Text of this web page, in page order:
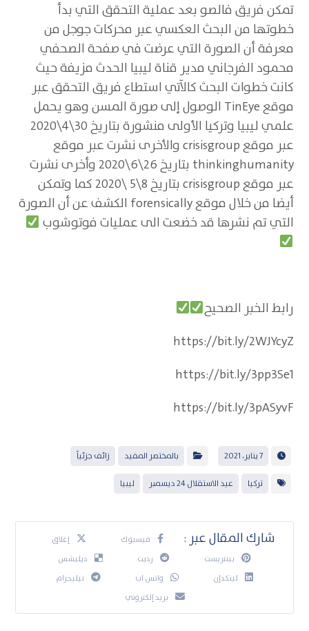
تمكن فريق فالصو بعد عملية التحقق التي بدأ
خطوتها من البحث العكسي عبر محركات جوجل من
معرفة أن الصورة التي عرضت في صفحة الصحفي
محمود الفرجاني مدير قناة ليبيا الحدث مزيفة حيث
كانت خطوات البحث كالآتي استطاع فريق التحقق عبر
موقع TinEye الوصول إلى صورة المسن وهو يحمل
علمي ليبيا وتركيا الأولى منشورة بتاريخ 30\4\2020
عبر موقع crisisgroup والأخرى نشرت عبر موقع
thinkinghumanity بتاريخ 26\6\2020 وأخرى نشرت
عبر موقع crisisgroup بتاريخ 8\5 \2020 كما وتمكن
أيضا من خلال موقع forensically الكشف عن أن الصورة
التي تم نشرها قد خضعت الى عمليات فوتوشوب
رابط الخبر الصحيح
https://bit.ly/2WJYcyZ
https://bit.ly/3pp3Se1
https://bit.ly/3pASyvF
7 يناير، 2021 بالمختصر المفيد زائف جزئياً
تركيا عيد الاستقلال 24 ديسمبر ليبيا
فيسبوك
إغلاق
بينتريست
رديت
ديليشس
لينكدإن
واتس اب
تيليجرام
بريد إلكتروني